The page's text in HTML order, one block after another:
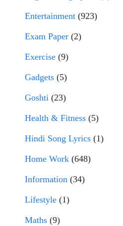
Entertainment (923)
Exam Paper (2)
Exercise (9)
Gadgets (5)
Goshti (23)
Health & Fitness (5)
Hindi Song Lyrics (1)
Home Work (648)
Information (34)
Lifestyle (1)
Maths (9)